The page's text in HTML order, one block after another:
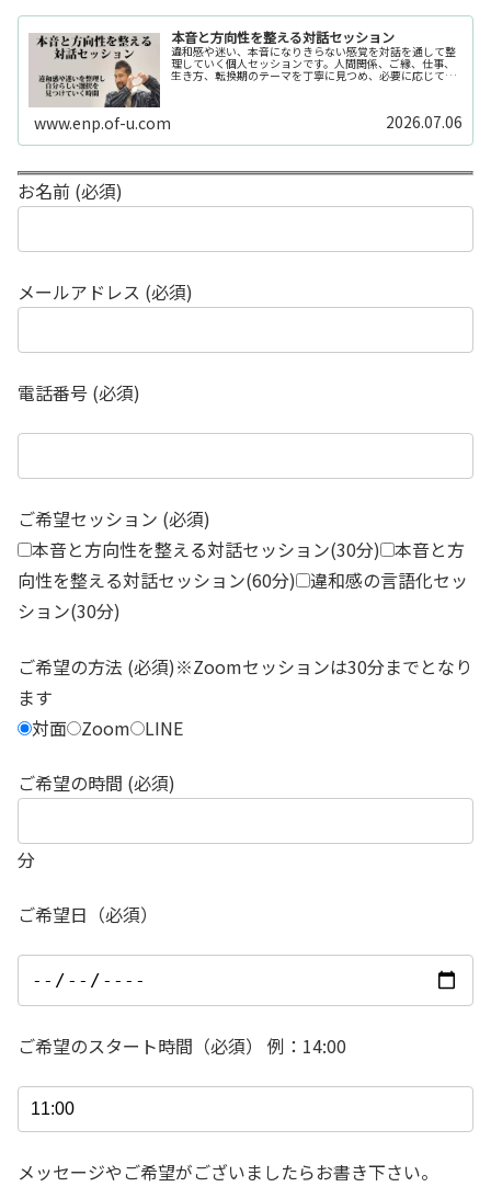
本音と方向性を整える対話セッション
違和感や迷い、本音になりきらない感覚を対話を通して整
理していく個人セッションです。人間関係、ご縁、仕事、
生き方、転換期のテーマを丁寧に見つめ、必要に応じてカ
www.enp.of-u.com 2026.07.06
お名前 (必須)
メールアドレス (必須)
電話番号 (必須)
ご希望セッション (必須)
本音と方向性を整える対話セッション(30分) 本音と方
向性を整える対話セッション(60分) 違和感の言語化セッ
ション(30分)
ご希望の方法 (必須)※Zoomセッションは30分までとなり
ます
対面 Zoom LINE
ご希望の時間 (必須)
分
ご希望日（必須）
ご希望のスタート時間（必須） 例：14:00
メッセージやご希望がございましたらお書き下さい。